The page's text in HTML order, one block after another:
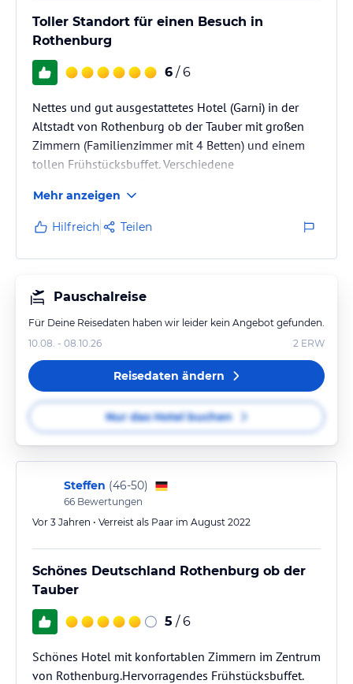
Toller Standort für einen Besuch in
Rothenburg
6 / 6
Nettes und gut ausgestattetes Hotel (Garni) in der
Altstadt von Rothenburg ob der Tauber mit großen
Zimmern (Familienzimmer mit 4 Betten) und einem
tollen Frühstücksbuffet. Verschiedene
direkter Nähe angeboten. In wenigen Minuten ist
man mitten in der Altstadt und findet dort viele
Sehenswürdigkeiten, Restaurants und Weinstuben
etc.
Mehr anzeigen
Hilfreich Teilen
Pauschalreise
Für Deine Reisedaten haben wir leider kein Angebot gefunden.
10.08. - 08.10.26
2 ERW
Reisedaten ändern
Nur das Hotel buchen
Steffen (46-50)
66 Bewertungen
Vor 3 Jahren • Verreist als Paar im August 2022
Schönes Deutschland Rothenburg ob der
Tauber
5 / 6
Schönes Hotel mit konfortablen Zimmern im Zentrum
von Rothenburg.Hervorragendes Frühstücksbuffet.